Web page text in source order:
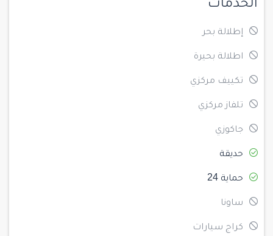
الخدمات
إطلالة بحر
اطلالة بحيرة
تكييف مركزي
تلفاز مركزي
جاكوزي
حديقة
حماية 24
ساونا
كراج سيارات